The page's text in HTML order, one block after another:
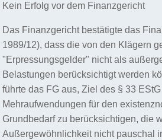
Kein Erfolg vor dem Finanzgericht
Das Finanzgericht bestätigte das
1989/12), dass die von den Klägern
"Erpressungsgelder" nicht als
Belastungen berücksichtigt werden
führte das FG aus, Ziel des § 33
Mehraufwendungen für den
Grundbedarf zu berücksichtigen, die
Außergewöhnlichkeit nicht pauschal